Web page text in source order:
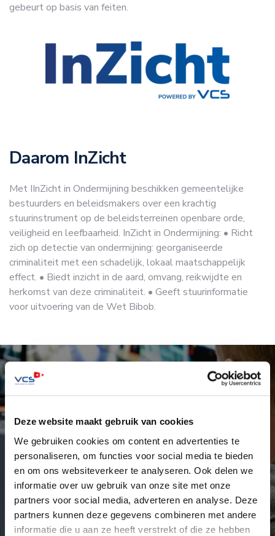
Deze website maakt gebruik van cookies
We gebruiken cookies om content en advertenties te
personaliseren, om functies voor social media te bieden
en om ons websiteverkeer te analyseren. Ook delen we
informatie over uw gebruik van onze site met onze
partners voor social media, adverteren en analyse. Deze
partners kunnen deze gegevens combineren met andere
informatie die u aan ze heeft verstrekt of die ze hebben
gebeurt op basis van feiten.
Daarom InZicht
Met IInZicht in Ondermijning beschikken gemeentelijke
bestuurders en beleidsmakers over een krachtig
stuurinstrument op de beleidsterreinen openbare orde,
veiligheid en leefbaarheid. InZicht in Ondermijning: • Richt
zich op detectie van ondermijning: georganiseerde
criminaliteit met een schadelijk, lokaal maatschappelijk
effect. • Biedt inzicht in de aard, omvang, reikwijdte en
herkomst van deze criminaliteit. • Geeft stuurinformatie
voor uitvoering van de Wet Bibob.
Overzicht een virtueel dashboard
In het virtuele dashboard InZicht komen alle
databronnen samen:• De data wordt geaggregeerd,
geanalyseerd, verder verrijkt en gefilterd.• Net
zolang tot u volledig inzicht heeft in uw
ondermijningsvraagstuk. • U zet vermoedens van